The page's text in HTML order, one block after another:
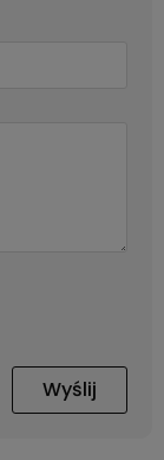
Wyślij